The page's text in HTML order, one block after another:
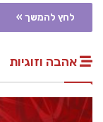
לחץ להמשך »
אהבה וזוגיות